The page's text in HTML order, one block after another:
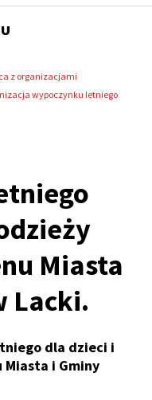
z organizacjami
wypoczynku letniego
Miasta
Lacki.
dla dzieci i
Miasta i Gminy